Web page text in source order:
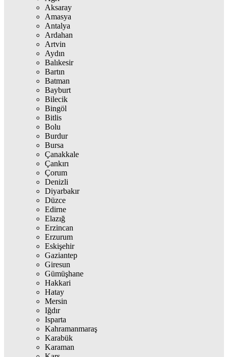
Aksaray
Amasya
Antalya
Ardahan
Artvin
Aydın
Balıkesir
Bartın
Batman
Bayburt
Bilecik
Bingöl
Bitlis
Bolu
Burdur
Bursa
Çanakkale
Çankırı
Çorum
Denizli
Diyarbakır
Düzce
Edirne
Elazığ
Erzincan
Erzurum
Eskişehir
Gaziantep
Giresun
Gümüşhane
Hakkari
Hatay
Mersin
Iğdır
Isparta
Kahramanmaraş
Karabük
Karaman